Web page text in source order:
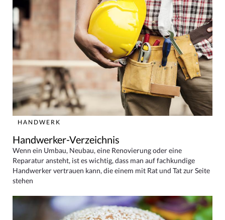
HANDWERK
Handwerker-Verzeichnis
Wenn ein Umbau, Neubau, eine Renovierung oder eine
Reparatur ansteht, ist es wichtig, dass man auf fachkundige
Handwerker vertrauen kann, die einem mit Rat und Tat zur Seite
stehen